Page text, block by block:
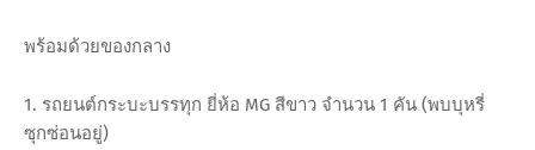
พร้อมด้วยของกลาง
1. รถยนต์กระบะบรรทุก ยี่ห้อ MG สีขาว จำนวน 1 คัน (พบบุหรี่
ซุกซ่อนอยู่)